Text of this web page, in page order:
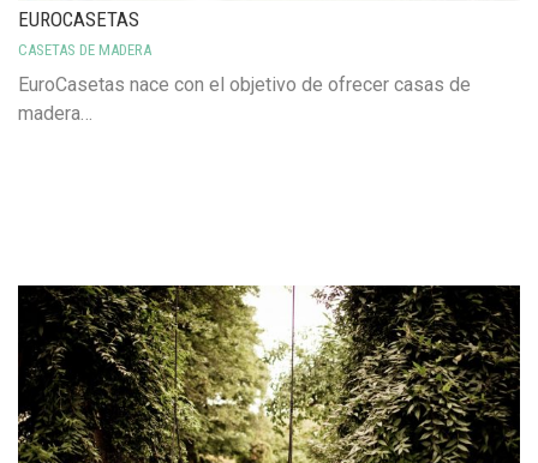
EUROCASETAS
CASETAS DE MADERA
EuroCasetas nace con el objetivo de ofrecer casas de
madera…